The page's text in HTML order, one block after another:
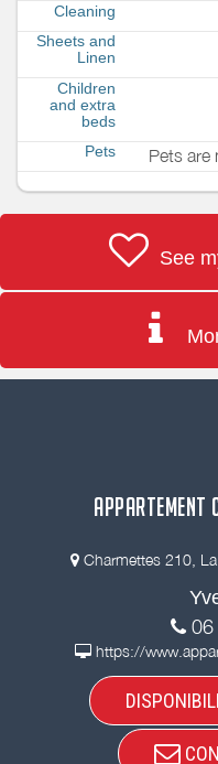
Cleaning
Sheets and
Linen
Children
and extra
beds
Pets
Pets are
See
APPARTEMENT
Charmettes 210,
06
https://